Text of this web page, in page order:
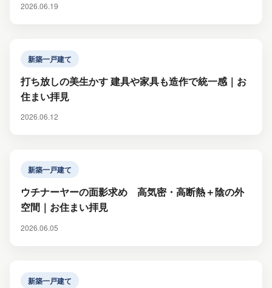
2026.06.19
新築一戸建て
打ち放しの美生かす 建具や家具も造作で統一感｜お
住まい拝見
2026.06.12
新築一戸建て
ウチナーヤーの面影求め 高気密・高断熱＋陰の外
空間｜お住まい拝見
2026.06.05
新築一戸建て